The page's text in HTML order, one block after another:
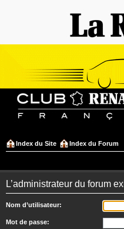
Index du Site Index du Forum
L’administrateur du forum
Nom d’utilisateur:
Mot de passe: